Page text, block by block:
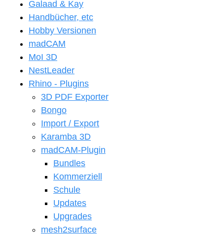
Galaad & Kay
Handbücher, etc
Hobby Versionen
madCAM
MoI 3D
NestLeader
Rhino - Plugins
3D PDF Exporter
Bongo
Import / Export
Karamba 3D
madCAM-Plugin
Bundles
Kommerziell
Schule
Updates
Upgrades
mesh2surface